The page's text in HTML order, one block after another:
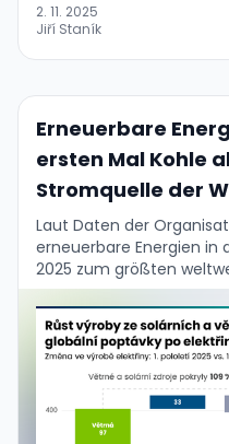
2. 11. 2025
Jiří Staník
Erneuerbare
ersten Mal Kohle
Stromquelle der
Laut Daten der
erneuerbare Energien in
2025 zum größten
zum ersten Mal in der
Das …